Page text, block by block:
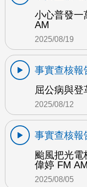
小心普發一
AM
2025/08/19
事實查核報
屈公病與
2025/08/12
事實查核報
颱風把光電
偉婷 FM AM
2025/08/05